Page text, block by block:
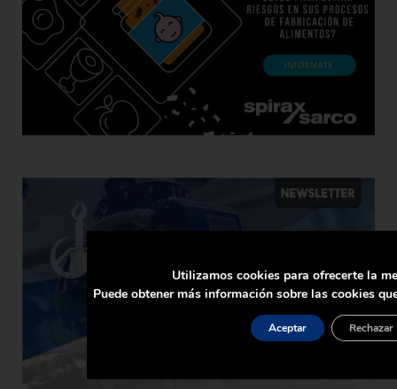
Utilizamos cookies para ofrecerte la
Puede obtener más información sobre las cookies
Aceptar Rechazar